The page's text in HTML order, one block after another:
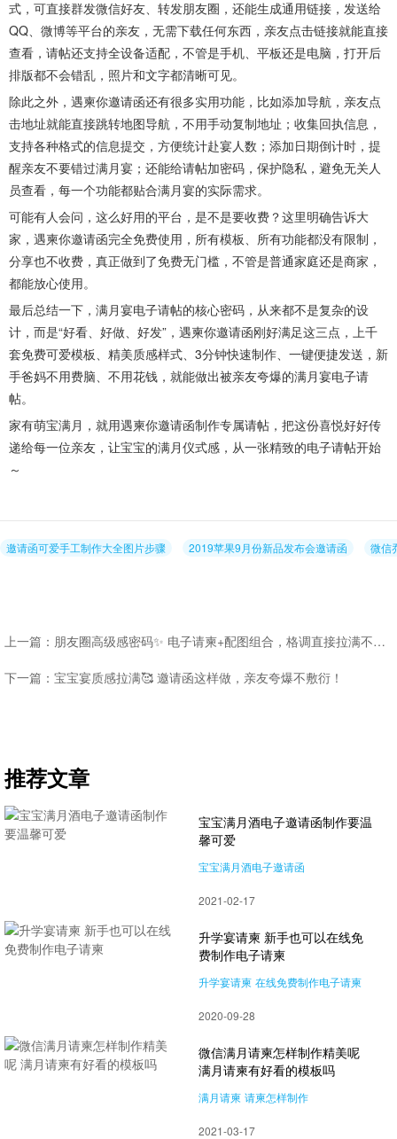
式，可直接群发微信好友、转发朋友圈，还能生成通用链接，发送给
QQ、微博等平台的亲友，无需下载任何东西，亲友点击链接就能直接
查看，请帖还支持全设备适配，不管是手机、平板还是电脑，打开后
排版都不会错乱，照片和文字都清晰可见。
除此之外，遇柬你邀请函还有很多实用功能，比如添加导航，亲友点
击地址就能直接跳转地图导航，不用手动复制地址；收集回执信息，
支持各种格式的信息提交，方便统计赴宴人数；添加日期倒计时，提
醒亲友不要错过满月宴；还能给请帖加密码，保护隐私，避免无关人
员查看，每一个功能都贴合满月宴的实际需求。
可能有人会问，这么好用的平台，是不是要收费？这里明确告诉大
家，遇柬你邀请函完全免费使用，所有模板、所有功能都没有限制，
分享也不收费，真正做到了免费无门槛，不管是普通家庭还是商家，
都能放心使用。
最后总结一下，满月宴电子请帖的核心密码，从来都不是复杂的设
计，而是“好看、好做、好发”，遇柬你邀请函刚好满足这三点，上千
套免费可爱模板、精美质感样式、3分钟快速制作、一键便捷发送，新
手爸妈不用费脑、不用花钱，就能做出被亲友夸爆的满月宴电子请
帖。
家有萌宝满月，就用遇柬你邀请函制作专属请帖，把这份喜悦好好传
递给每一位亲友，让宝宝的满月仪式感，从一张精致的电子请帖开始
～
邀请函可爱手工制作大全图片步骤 2019苹果9月份新品发布会邀请函 微信
上一篇：朋友圈高级感密码✨ 电子请柬+配图组合，格调直接拉满不踩雷
下一篇：宝宝宴质感拉满🥰 邀请函这样做，亲友夸爆不敷衍！
推荐文章
宝宝满月酒电子邀请函制作要温
馨可爱
宝宝满月酒电子邀请函
2021-02-17
升学宴请柬 新手也可以在线免
费制作电子请柬
升学宴请柬 在线免费制作电子请柬
2020-09-28
微信满月请柬怎样制作精美呢
满月请柬有好看的模板吗
满月请柬 请柬怎样制作
2021-03-17